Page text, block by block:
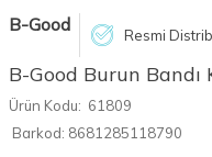
B-Good Resmi
B-Good Burun
Ürün Kodu: 61809
Barkod: 8681285118790